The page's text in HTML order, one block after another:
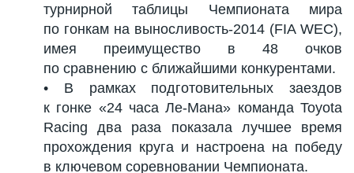
турнирной таблицы Чемпионата мира
по гонкам на выносливость-2014 (FIA WEC),
имея преимущество в 48 очков
по сравнению с ближайшими конкурентами.
• В рамках подготовительных заездов
к гонке «24 часа Ле-Мана» команда Toyota
Racing два раза показала лучшее время
прохождения круга и настроена на победу
в ключевом соревновании Чемпионата.